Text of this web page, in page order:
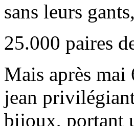
sans leurs
25.000 paires
Mais après mai
jean
bijoux, portant